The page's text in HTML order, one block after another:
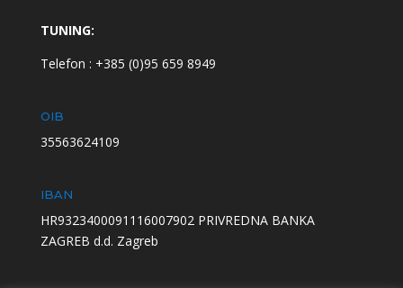
TUNING:
Telefon : +385 (0)95 659 8949
OIB
35563624109
IBAN
HR9323400091116007902 PRIVREDNA BANKA
ZAGREB d.d. Zagreb